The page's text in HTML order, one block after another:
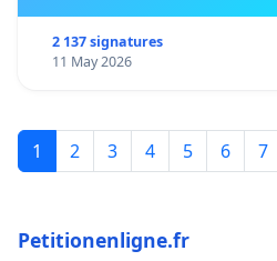
2 137 signatures
11 May 2026
1 2 3 4 5 6 7
Petitionenligne.fr